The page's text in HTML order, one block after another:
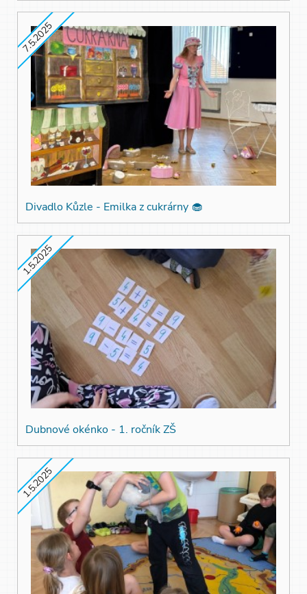
7.5.2025
Divadlo Kůzle - Emilka z cukrárny 🧁
1.5.2025
Dubnové okénko - 1. ročník ZŠ
1.5.2025